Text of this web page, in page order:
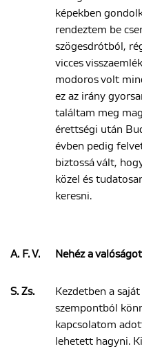
képekben
rendeztem be
szögesdrótból,
vicces
modoros volt
ez az irány
találtam meg
érettségi után
évben pedig
biztossá vált,
közel és
keresni.
A. F. V. Nehéz a
S. Zs.
Kezdetben a
szempontból
kapcsolatom
lehetett hagyni.